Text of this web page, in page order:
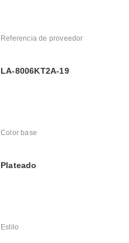
Referencia de proveedor
LA-8006KT2A-19
Color base
Plateado
Estilo